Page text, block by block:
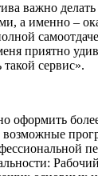
важно делать
а именно –
приятно
такой сервис».
оформить
возможные